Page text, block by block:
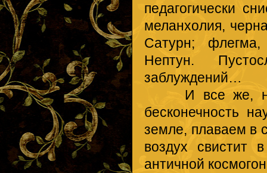
педагогически
меланхолия,
Сатурн;
Нептун.
заблуждений…
И все же,
бесконечность
земле, плаваем в
воздух свистит
античной